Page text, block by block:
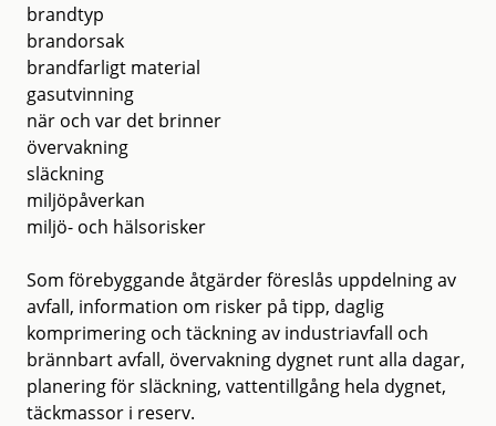
brandtyp
brandorsak
brandfarligt material
gasutvinning
när och var det brinner
övervakning
släckning
miljöpåverkan
miljö- och hälsorisker
Som förebyggande åtgärder föreslås uppdelning av
avfall, information om risker på tipp, daglig
komprimering och täckning av industriavfall och
brännbart avfall, övervakning dygnet runt alla dagar,
planering för släckning, vattentillgång hela dygnet,
täckmassor i reserv.